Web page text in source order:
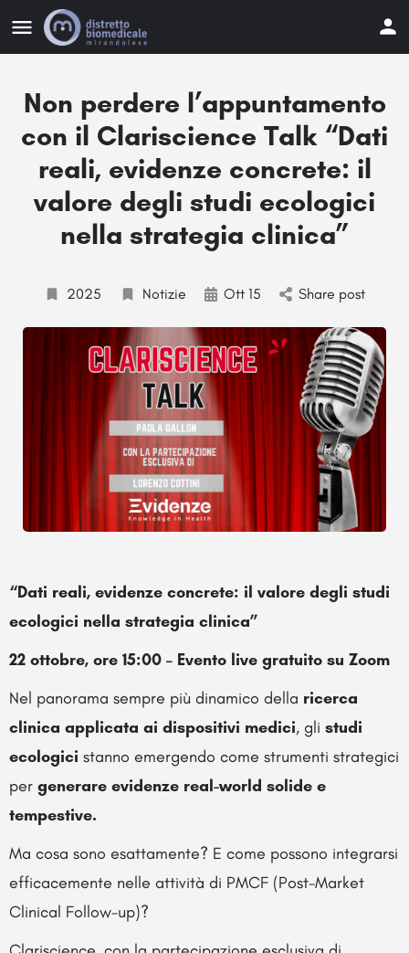
Non perdere l’appuntamento
con il Clariscience Talk “Dati
reali, evidenze concrete: il
valore degli studi ecologici
nella strategia clinica”
2025 Notizie Ott 15 Share post
“Dati reali, evidenze concrete: il valore degli studi
ecologici nella strategia clinica”
22 ottobre, ore 15:00 – Evento live gratuito su Zoom
Nel panorama sempre più dinamico della ricerca
clinica applicata ai dispositivi medici, gli studi
ecologici stanno emergendo come strumenti strategici
per generare evidenze real-world solide e
tempestive.
Ma cosa sono esattamente? E come possono integrarsi
efficacemente nelle attività di PMCF (Post-Market
Clinical Follow-up)?